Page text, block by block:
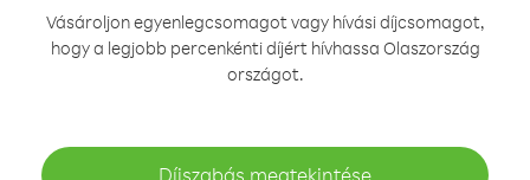
Vásároljon egyenlegcsomagot vagy hívási díjcsomagot,
hogy a legjobb percenkénti díjért hívhassa Olaszország
országot.
Díjszabás megtekintése